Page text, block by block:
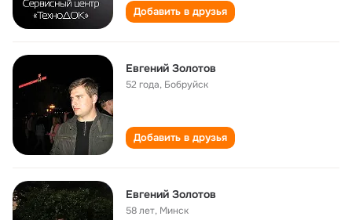
Добавить в друзья
Евгений Золотов
52 года, Бобруйск
Добавить в друзья
Евгений Золотов
58 лет, Минск